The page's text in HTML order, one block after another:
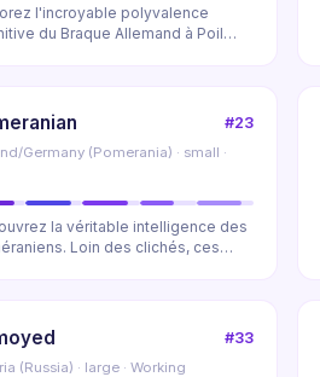
l'incroyable polyvalence
du Braque Allemand à Poil
#23
Germany (Pomerania) · small ·
la véritable intelligence des
Loin des clichés, ces
#33
(Russia) · large · Working